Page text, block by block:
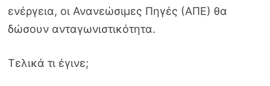
ενέργεια, οι Ανανεώσιμες Πηγές (ΑΠΕ) θα
δώσουν ανταγωνιστικότητα.
Τελικά τι έγινε;